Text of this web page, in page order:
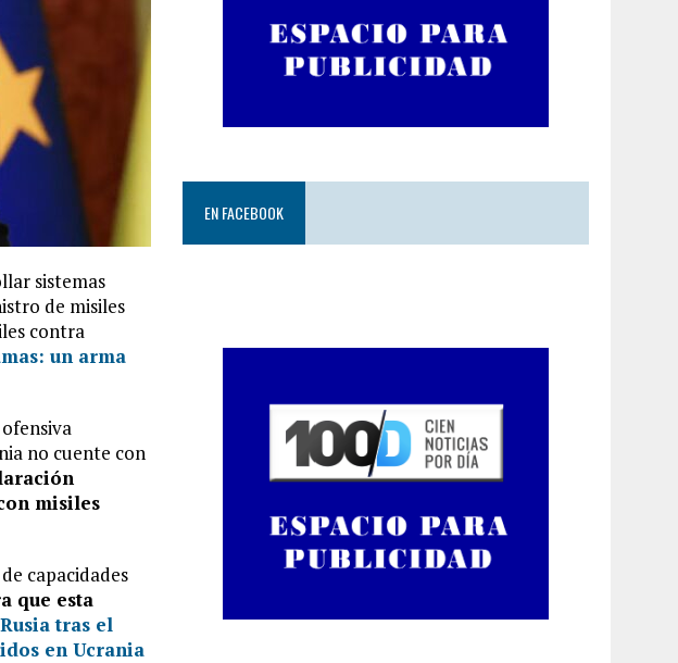
sistemas
de misiles
contra
un arma
no cuente con
misiles
capacidades
que esta
tras el
en Ucrania
EN FACEBOOK